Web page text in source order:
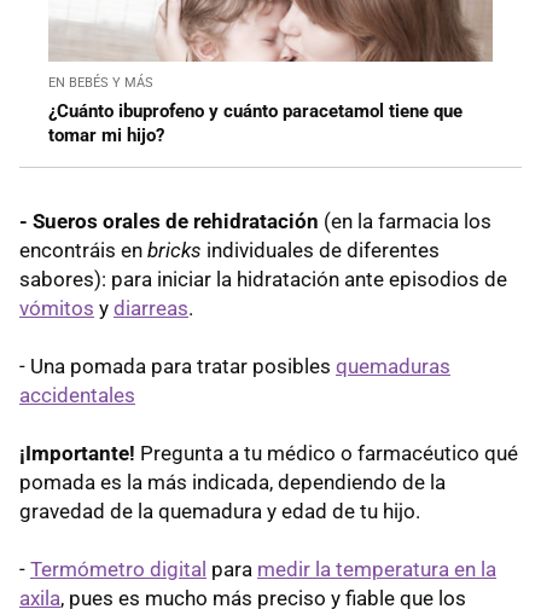
EN BEBÉS Y MÁS
¿Cuánto ibuprofeno y cuánto paracetamol tiene que
tomar mi hijo?
- Sueros orales de rehidratación (en la farmacia los
encontráis en bricks individuales de diferentes
sabores): para iniciar la hidratación ante episodios de
vómitos y diarreas.
- Una pomada para tratar posibles quemaduras
accidentales
¡Importante! Pregunta a tu médico o farmacéutico qué
pomada es la más indicada, dependiendo de la
gravedad de la quemadura y edad de tu hijo.
- Termómetro digital para medir la temperatura en la
axila, pues es mucho más preciso y fiable que los